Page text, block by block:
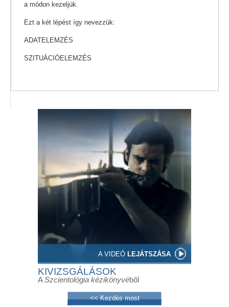
A VIDEÓ LEJÁTSZÁSA
KIVIZSGÁLÁSOK
ASzcientológia kézikönyvéből
<< Kezdés most
a módon kezeljük.
Ezt a két lépést így nevezzük:
ADATELEMZÉS
SZITUÁCIÓELEMZÉS